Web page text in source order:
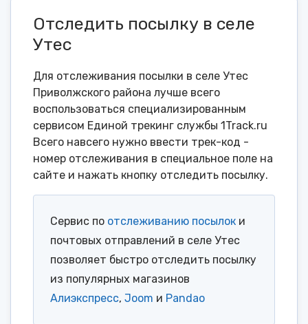
Отследить посылку в селе
Утес
Для отслеживания посылки в селе Утес
Приволжского района лучше всего
воспользоваться специализированным
сервисом Единой трекинг службы 1Track.ru
Всего навсего нужно ввести трек-код -
номер отслеживания в специальное поле на
сайте и нажать кнопку отследить посылку.
Сервис по отслеживанию посылок и
почтовых отправлений в селе Утес
позволяет быстро отследить посылку
из популярных магазинов
Алиэкспресс, Joom и Pandao